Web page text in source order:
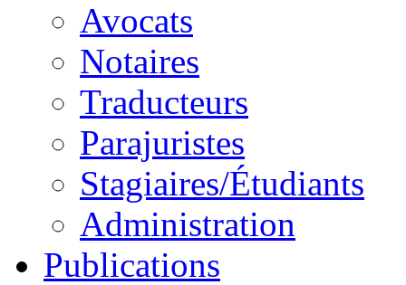
Avocats
Notaires
Traducteurs
Parajuristes
Stagiaires/Étudiants
Administration
Publications